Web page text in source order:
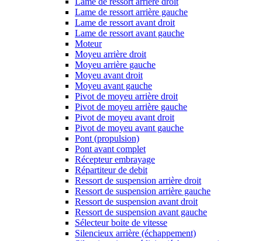
Lame de ressort arrière gauche
Lame de ressort avant droit
Lame de ressort avant gauche
Moteur
Moyeu arrière droit
Moyeu arrière gauche
Moyeu avant droit
Moyeu avant gauche
Pivot de moyeu arrière droit
Pivot de moyeu arrière gauche
Pivot de moyeu avant droit
Pivot de moyeu avant gauche
Pont (propulsion)
Pont avant complet
Récepteur embrayage
Répartiteur de debit
Ressort de suspension arrière droit
Ressort de suspension arrière gauche
Ressort de suspension avant droit
Ressort de suspension avant gauche
Sélecteur boite de vitesse
Silencieux arrière (échappement)